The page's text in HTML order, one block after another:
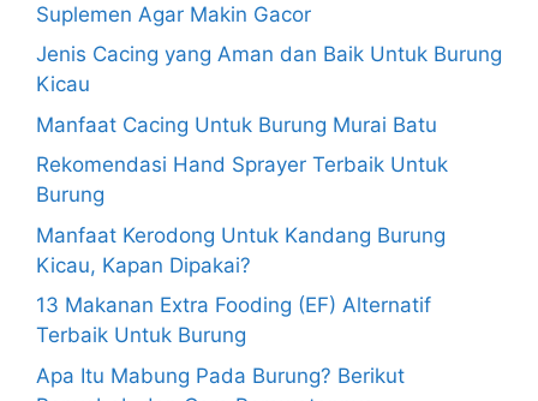
Suplemen Agar Makin Gacor
Jenis Cacing yang Aman dan Baik Untuk Burung
Kicau
Manfaat Cacing Untuk Burung Murai Batu
Rekomendasi Hand Sprayer Terbaik Untuk
Burung
Manfaat Kerodong Untuk Kandang Burung
Kicau, Kapan Dipakai?
13 Makanan Extra Fooding (EF) Alternatif
Terbaik Untuk Burung
Apa Itu Mabung Pada Burung? Berikut